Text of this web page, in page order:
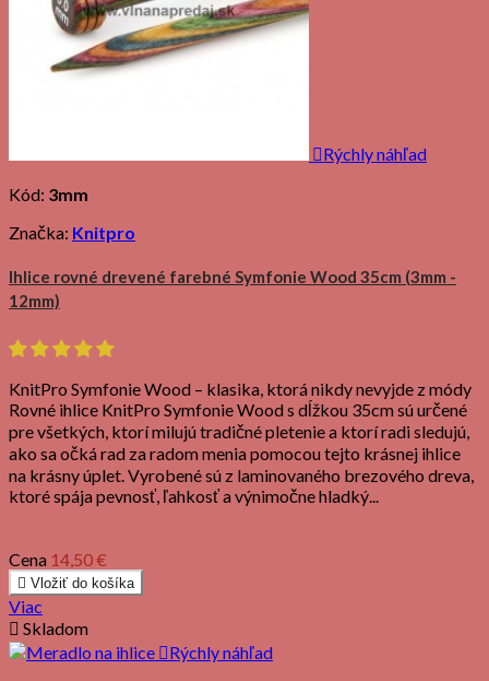
Rýchly náhľad
Kód: 3mm
Značka: Knitpro
Ihlice rovné drevené farebné Symfonie Wood 35cm (3mm -
12mm)
KnitPro Symfonie Wood – klasika, ktorá nikdy nevyjde z módy
Rovné ihlice KnitPro Symfonie Wood s dĺžkou 35cm sú určené
pre všetkých, ktorí milujú tradičné pletenie a ktorí radi sledujú,
ako sa očká rad za radom menia pomocou tejto krásnej ihlice
na krásny úplet. Vyrobené sú z laminovaného brezového dreva,
ktoré spája pevnosť, ľahkosť a výnimočne hladký...
Cena 14,50 €
 Vložiť do košíka
Viac
 Skladom
Rýchly náhľad